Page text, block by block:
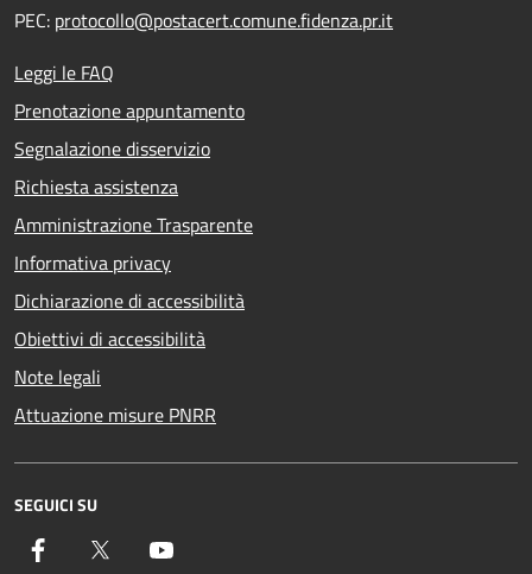
PEC: protocollo@postacert.comune.fidenza.pr.it
Leggi le FAQ
Prenotazione appuntamento
Segnalazione disservizio
Richiesta assistenza
Amministrazione Trasparente
Informativa privacy
Dichiarazione di accessibilità
Obiettivi di accessibilità
Note legali
Attuazione misure PNRR
SEGUICI SU
Facebook Twitter